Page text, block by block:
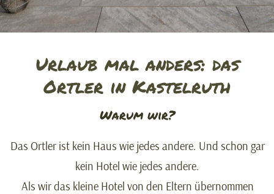
Urlaub mal anders: das
Ortler in Kastelruth
Warum wir?
Das Ortler ist kein Haus wie jedes andere. Und schon gar
kein Hotel wie jedes andere.
Als wir das kleine Hotel von den Eltern übernommen